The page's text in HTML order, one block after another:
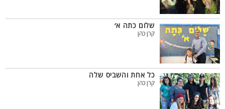
שלום כתה א׳
קרן כהן
כל אחת והשביס שלה
קרן כהן